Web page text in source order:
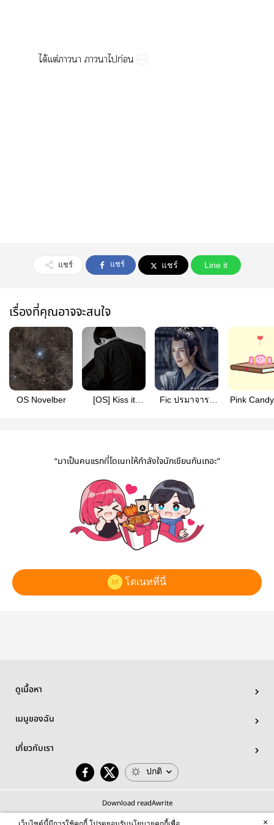
ได้ต่​​​ก่
แชร์ แชร์ แชร์ Line it
เรื่องที่คุณอาจจะสนใจ
OS Novelber
[OS]​ Kiss it
Fic ปรมาจารย์
Pink
“มาเป็นคนแรกที่โดเนทให้กำลังใจนักเขียนกันเถอะ”
โดเนทที่นี่
ดูเนื้อหา
เมนูของฉัน
เกี่ยวกับเรา
ปกติ
Download readAwrite
×